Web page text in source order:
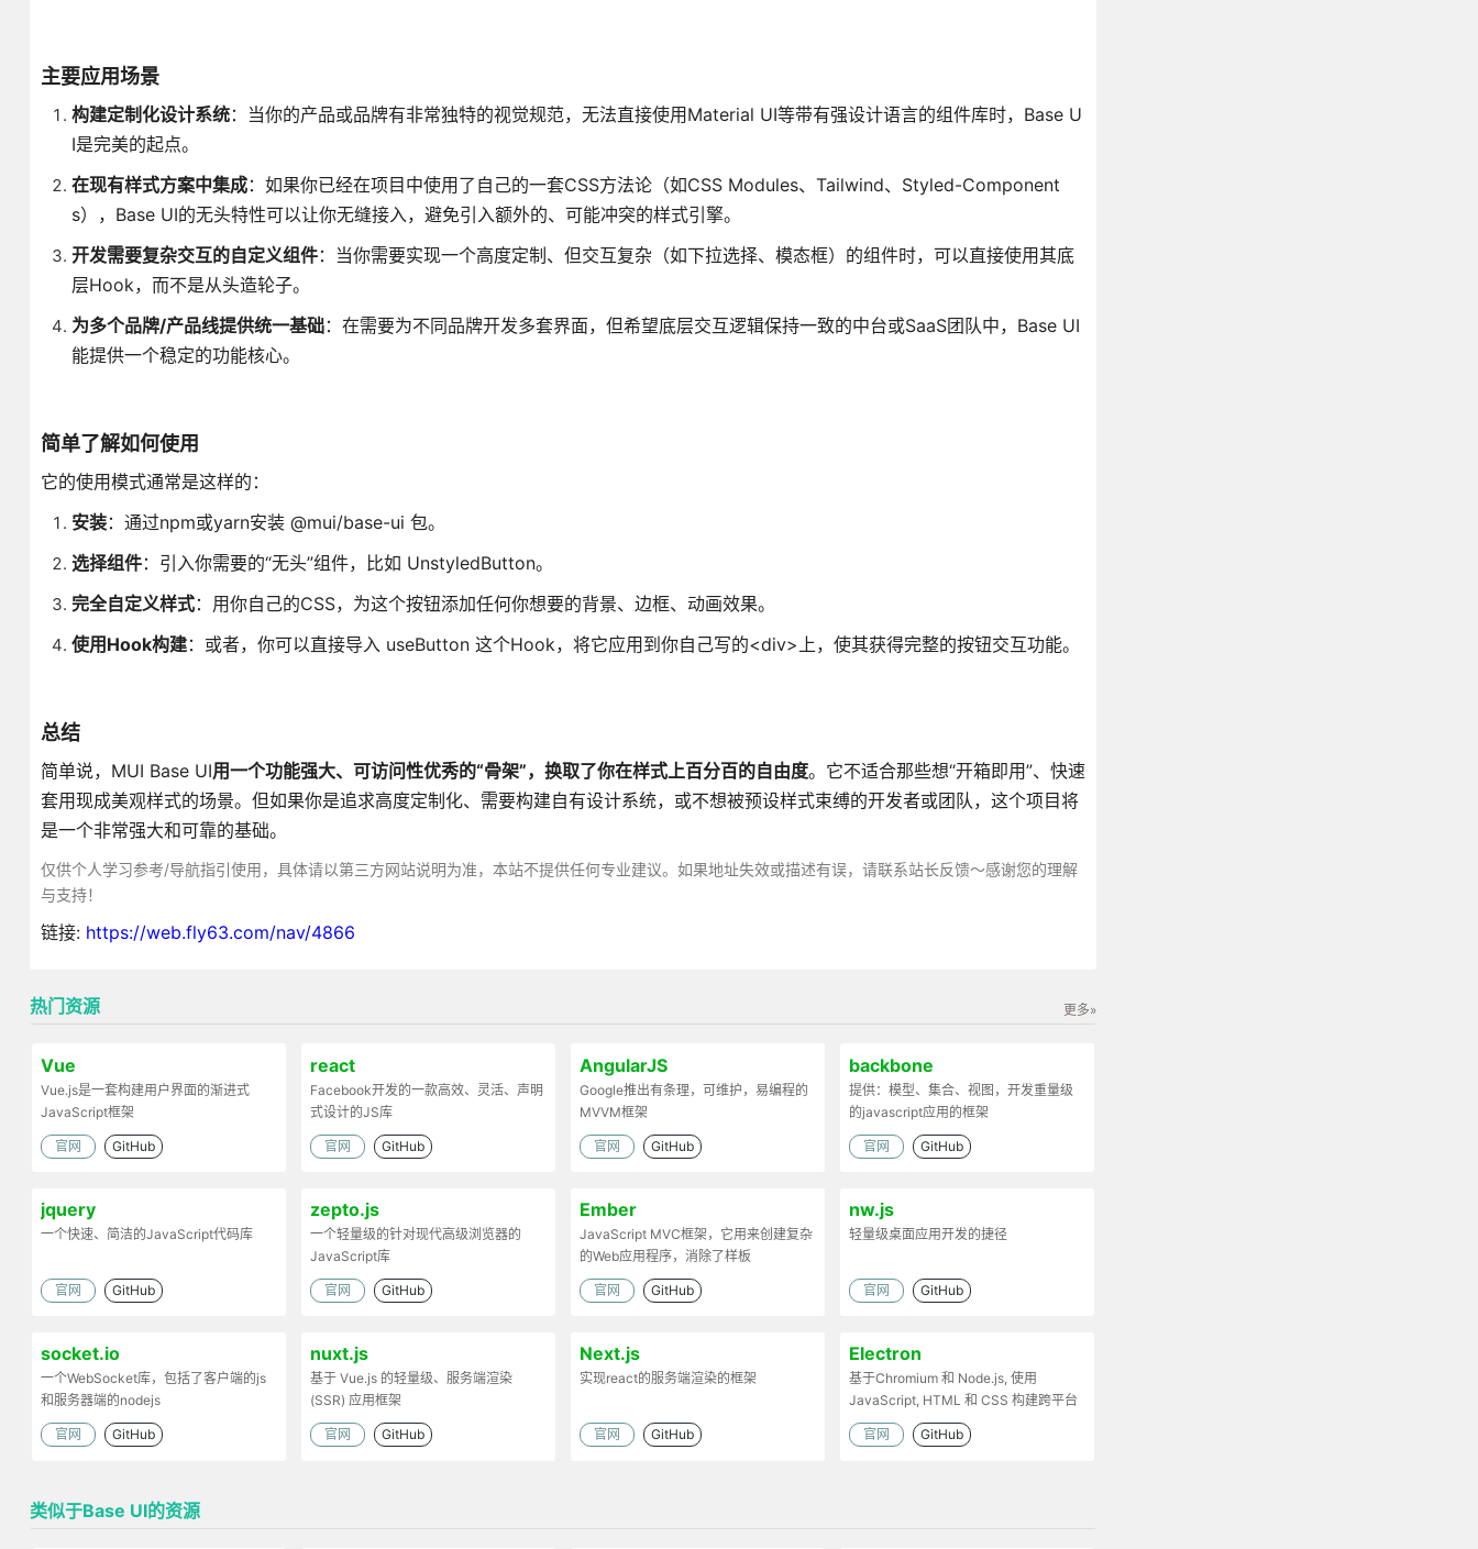
主要应用场景
构建定制化设计系统：当你的产品或品牌有非常独特的视觉规范，无法直接使用Material UI等带有强设计语言的组件库时，Base U
I是完美的起点。
在现有样式方案中集成：如果你已经在项目中使用了自己的一套CSS方法论（如CSS Modules、Tailwind、Styled-Component
s），Base UI的无头特性可以让你无缝接入，避免引入额外的、可能冲突的样式引擎。
开发需要复杂交互的自定义组件：当你需要实现一个高度定制、但交互复杂（如下拉选择、模态框）的组件时，可以直接使用其底
层Hook，而不是从头造轮子。
为多个品牌/产品线提供统一基础：在需要为不同品牌开发多套界面，但希望底层交互逻辑保持一致的中台或SaaS团队中，Base UI
能提供一个稳定的功能核心。
简单了解如何使用
它的使用模式通常是这样的：
安装：通过npm或yarn安装 @mui/base-ui 包。
选择组件：引入你需要的“无头”组件，比如 UnstyledButton。
完全自定义样式：用你自己的CSS，为这个按钮添加任何你想要的背景、边框、动画效果。
使用Hook构建：或者，你可以直接导入 useButton 这个Hook，将它应用到你自己写的<div>上，使其获得完整的按钮交互功能。
总结
简单说，MUI Base UI用一个功能强大、可访问性优秀的“骨架”，换取了你在样式上百分百的自由度。它不适合那些想“开箱即用”、快速
套用现成美观样式的场景。但如果你是追求高度定制化、需要构建自有设计系统，或不想被预设样式束缚的开发者或团队，这个项目将
是一个非常强大和可靠的基础。
仅供个人学习参考/导航指引使用，具体请以第三方网站说明为准，本站不提供任何专业建议。如果地址失效或描述有误，请联系站长反馈～感谢您的理解
与支持！
链接: https://web.fly63.com/nav/4866
更多»
热门资源
Vue
Vue.js是一套构建用户界面的渐进式
JavaScript框架
官网 GitHub
react
Facebook开发的一款高效、灵活、声明
式设计的JS库
官网 GitHub
AngularJS
Google推出有条理，可维护，易编程的
MVVM框架
官网 GitHub
backbone
提供：模型、集合、视图，开发重量级
的javascript应用的框架
官网 GitHub
jquery
一个快速、简洁的JavaScript代码库
官网 GitHub
zepto.js
一个轻量级的针对现代高级浏览器的
JavaScript库
官网 GitHub
Ember
JavaScript MVC框架，它用来创建复杂
的Web应用程序，消除了样板
官网 GitHub
nw.js
轻量级桌面应用开发的捷径
官网 GitHub
socket.io
一个WebSocket库，包括了客户端的js
和服务器端的nodejs
官网 GitHub
nuxt.js
基于 Vue.js 的轻量级、服务端渲染
(SSR) 应用框架
官网 GitHub
Next.js
实现react的服务端渲染的框架
官网 GitHub
Electron
基于Chromium 和 Node.js, 使用
JavaScript, HTML 和 CSS 构建跨平台
的桌面应用
官网 GitHub
类似于Base UI的资源